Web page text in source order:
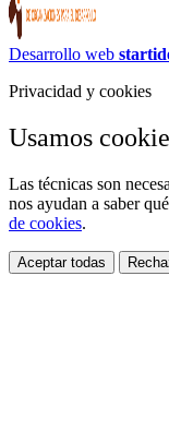
Desarrollo web
Privacidad y cookies
Usamos
Las técnicas son
nos ayudan a saber
de cookies.
Aceptar todas